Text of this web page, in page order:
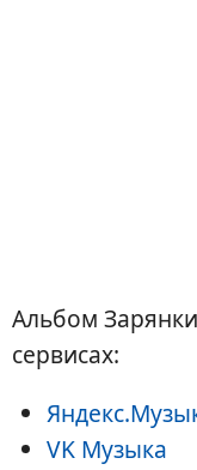
Альбом
сервисах:
VK Музыка